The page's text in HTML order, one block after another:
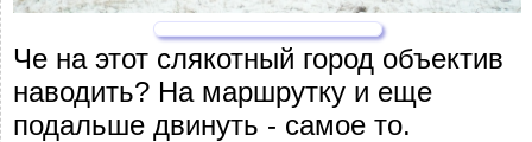
Че на этот слякотный город объектив
наводить? На маршрутку и еще
подальше двинуть - самое то.